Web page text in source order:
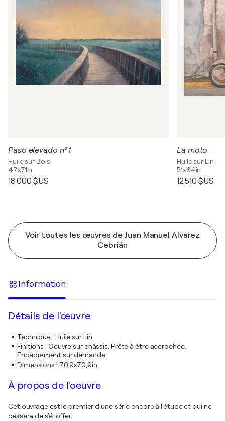
Paso elevado nº 1
Huile sur Bois
47x71in
18 000 $US
La moto
Huile sur Lin
51x64in
12 510 $US
Voir toutes les œuvres de Juan Manuel Alvarez
Cebrián
Information
Détails de l'œuvre
Technique: Huile sur Lin
Finitions : Oeuvre sur châssis. Prête à être accrochée.
Encadrement sur demande.
Dimensions : 70,9x70,9in
À propos de l'oeuvre
Cet ouvrage est le premier d'une série encore à l'étude et qui ne
cessera de s'étoffer.